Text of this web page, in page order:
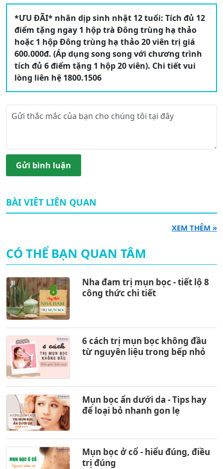
*ƯU ĐÃI* nhân dịp sinh nhật 12 tuổi: Tích đủ 12
điểm tặng ngay 1 hộp trà Đông trùng hạ thảo
hoặc 1 hộp Đông trùng hạ thảo 20 viên trị giá
600.000đ. (Áp dụng song song với chương trình
tích đủ 6 điểm tặng 1 hộp 20 viên). Chi tiết vui
lòng liên hệ 1800.1506
Gửi bình luận
BÀI VIÊT LIÊN QUAN
XEM THÊM »
CÓ THỂ BẠN QUAN TÂM
Nha đam trị mụn bọc - tiết lộ 8
công thức chi tiết
6 cách trị mụn bọc không đầu
từ nguyên liệu trong bếp nhỏ
Mụn bọc ẩn dưới da - Tips hay
để loại bỏ nhanh gon lẹ
Mụn bọc ở cổ - hiểu đúng, điều
trị đúng